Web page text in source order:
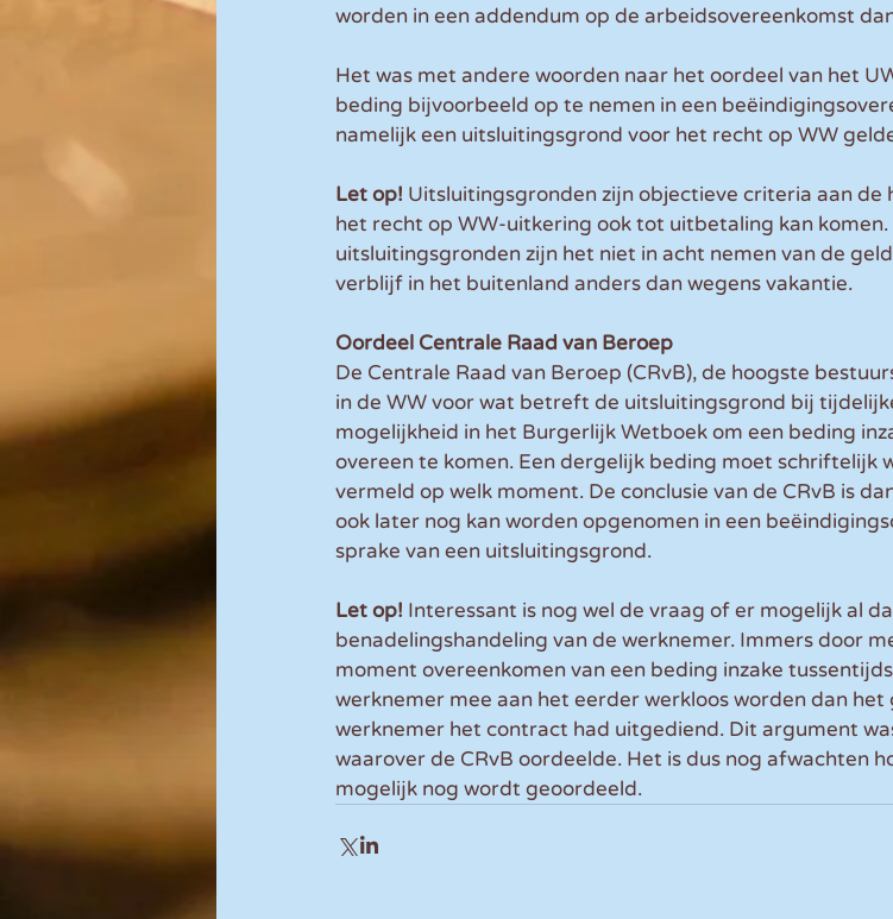
worden in een addendum op de arbeidsovereenkomst
Het was met andere woorden naar het oordeel van het
beding bijvoorbeeld op te nemen in een
namelijk een uitsluitingsgrond voor het recht op WW
Let op! Uitsluitingsgronden zijn objectieve criteria aan de
het recht op WW-uitkering ook tot uitbetaling kan komen.
uitsluitingsgronden zijn het niet in acht nemen van de
verblijf in het buitenland anders dan wegens vakantie.
Oordeel Centrale Raad van Beroep
De Centrale Raad van Beroep (CRvB), de hoogste
in de WW voor wat betreft de uitsluitingsgrond bij
mogelijkheid in het Burgerlijk Wetboek om een beding
overeen te komen. Een dergelijk beding moet schriftelijk
vermeld op welk moment. De conclusie van de CRvB is
ook later nog kan worden opgenomen in een
sprake van een uitsluitingsgrond.
Let op! Interessant is nog wel de vraag of er mogelijk al
benadelingshandeling van de werknemer. Immers door
moment overeenkomen van een beding inzake
werknemer mee aan het eerder werkloos worden dan het
werknemer het contract had uitgediend. Dit argument
waarover de CRvB oordeelde. Het is dus nog afwachten
mogelijk nog wordt geoordeeld.